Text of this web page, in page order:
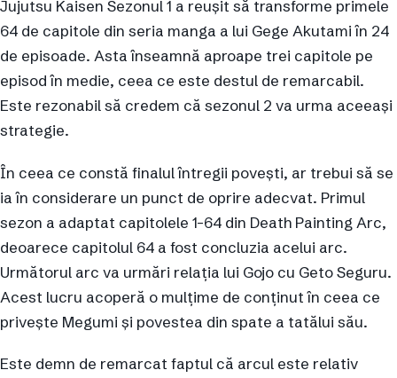
Jujutsu Kaisen Sezonul 1 a reușit să transforme primele
64 de capitole din seria manga a lui Gege Akutami în 24
de episoade. Asta înseamnă aproape trei capitole pe
episod în medie, ceea ce este destul de remarcabil.
Este rezonabil să credem că sezonul 2 va urma aceeași
strategie.
În ceea ce constă finalul întregii povești, ar trebui să se
ia în considerare un punct de oprire adecvat. Primul
sezon a adaptat capitolele 1-64 din Death Painting Arc,
deoarece capitolul 64 a fost concluzia acelui arc.
Următorul arc va urmări relația lui Gojo cu Geto Seguru.
Acest lucru acoperă o mulțime de conținut în ceea ce
privește Megumi și povestea din spate a tatălui său.
Este demn de remarcat faptul că arcul este relativ